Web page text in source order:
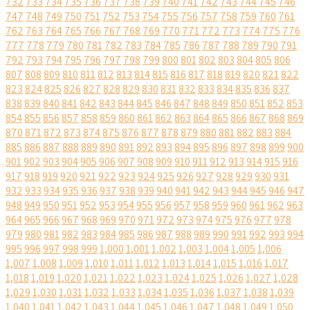
747 748 749 750 751752 753 754755 756 757 758 759 760 761
762 763 764765 766 767 768 769 770 771772 773 774775 776
777 778 779 780 781782 783 784785 786 787 788 789 790 791
792 793 794795 796 797 798 799800801802803804805806
807808809810811812813814815816817818819820821822
823824825826827828829830831832833834835836837
838839840841842843844845846847848849850851852853
854855856857858859860861862863864865866867868869
870871872873874875876877878879880881882883884
885886887888889890891892893894895896897898899900
901902903904905906907908909910911912913914915916
917918919920921922923924925926927928929930931
932933934935936937938939940941942943944945946947
948949950951952953954955956957958959960961962963
964965966967968969970971972973974975976977978
979980981982983984985986987988989990991992993994
9959969979989991,0001,0011,0021,0031,0041,0051,006
1,0071,0081,0091,0101,0111,0121,0131,0141,0151,0161,017
1,0181,0191,0201,0211,0221,0231,0241,0251,0261,0271,028
1,0291,0301,0311,0321,0331,0341,0351,0361,0371,0381,039